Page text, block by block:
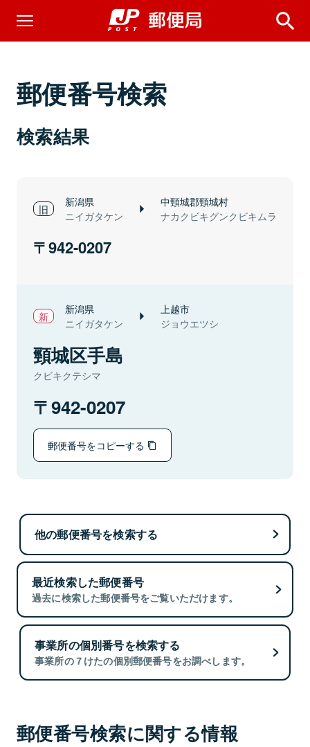
郵便番号検索
検索結果
新潟県
ニイガタケン
中頸城郡頸城村
ナカクビキグンクビキムラ
942-0207
新潟県
ニイガタケン
上越市
ジョウエツシ
頸城区手島
クビキクテシマ
942-0207
郵便番号をコピーする
他の郵便番号を検索する
最近検索した郵便番号
過去に検索した郵便番号をご覧いただけます。
事業所の個別番号を検索する
事業所の７けたの個別郵便番号をお調べします。
郵便番号検索に関する情報